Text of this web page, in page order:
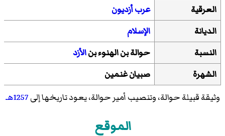
العرقية
عربأزديون
الديانة
الإسلام
النسبة
حوالة بن الهنوء بنالأزد
الشهرة
صبيان غنمين
وثيقة قبيلة حوالة، وتنصيب أمير حوالة، يعود تاريخها إلى1257هـ
الموقع